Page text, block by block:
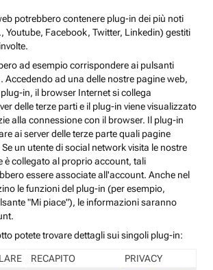
potrebbero contenere plug-in dei più noti
Youtube, Facebook, Twitter, Linkedin) gestiti
ad esempio corrispondere ai pulsanti
Accedendo ad una delle nostre pagine web,
in, il browser Internet si collega
delle terze parti e il plug-in viene visualizzato
alla connessione con il browser. Il plug-in
ai server delle terze parte quali pagine
un utente di social network visita le nostre
è collegato al proprio account, tali
essere associate all'account. Anche nel
le funzioni del plug-in (per esempio,
"Mi piace"), le informazioni saranno
potete trovare dettagli sui singoli plug-in:
RECAPITO PRIVACY